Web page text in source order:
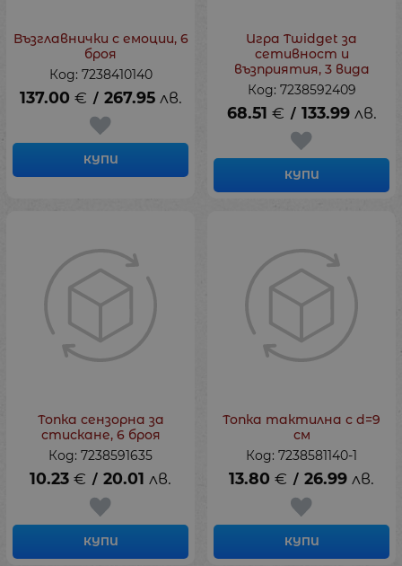
Възглавнички с емоции, 6
броя
Код: 7238410140
137.00 € / 267.95 лв.
КУПИ
Игра Twidget за
сетивност и
възприятия, 3 вида
Код: 7238592409
68.51 € / 133.99 лв.
КУПИ
Топка сензорна за
стискане, 6 броя
Код: 7238591635
10.23 € / 20.01 лв.
КУПИ
Топка тактилна с d=9
см
Код: 7238581140-1
13.80 € / 26.99 лв.
КУПИ